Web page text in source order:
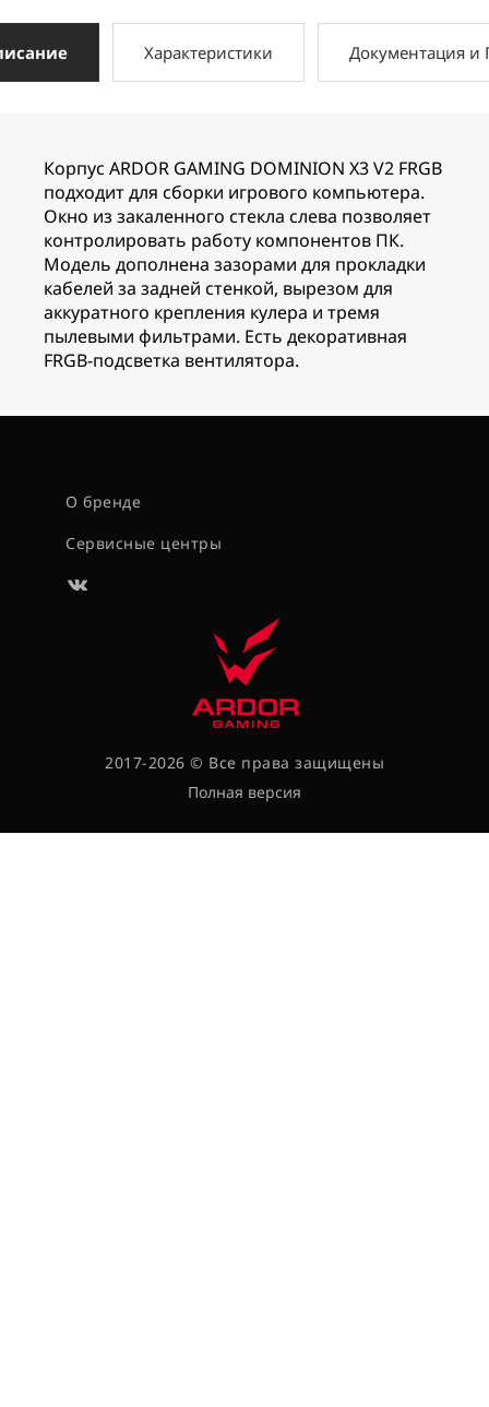
Характеристики Документация и
Корпус ARDOR GAMING DOMINION X3 V2 FRGB
подходит для сборки игрового компьютера.
Окно из закаленного стекла слева позволяет
контролировать работу компонентов ПК.
Модель дополнена зазорами для прокладки
кабелей за задней стенкой, вырезом для
аккуратного крепления кулера и тремя
пылевыми фильтрами. Есть декоративная
FRGB-подсветка вентилятора.
О бренде
Сервисные центры
2017-2026 © Все права защищены
Полная версия